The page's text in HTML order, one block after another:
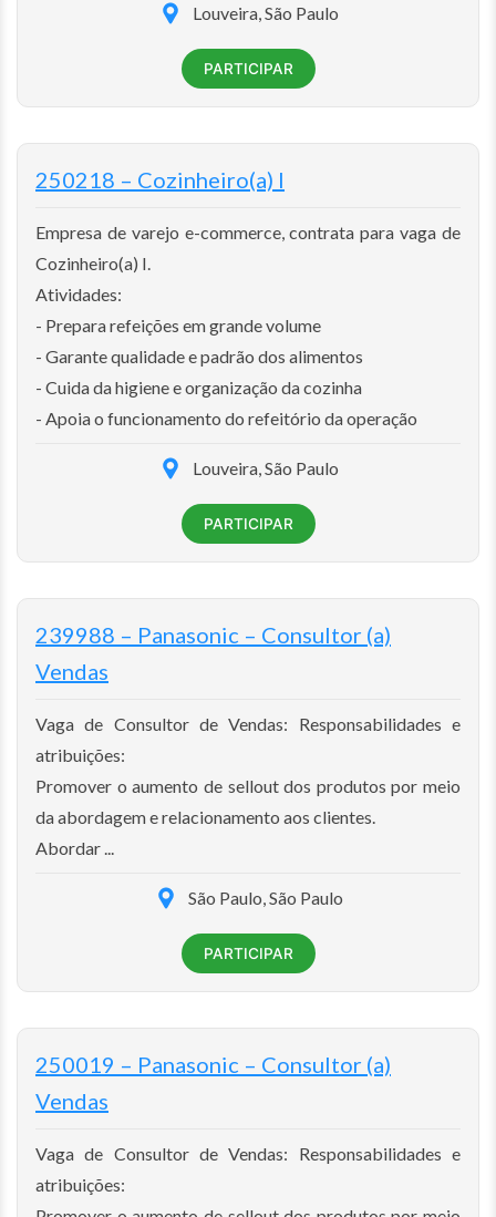
Louveira, São Paulo
PARTICIPAR
250218 – Cozinheiro(a) I
Empresa de varejo e-commerce, contrata para vaga de
Cozinheiro(a) I.
Atividades:
- Prepara refeições em grande volume
- Garante qualidade e padrão dos alimentos
- Cuida da higiene e organização da cozinha
- Apoia o funcionamento do refeitório da operação
Louveira, São Paulo
PARTICIPAR
239988 – Panasonic – Consultor (a)
Vendas
Vaga de Consultor de Vendas: Responsabilidades e
atribuições:
Promover o aumento de sellout dos produtos por meio
da abordagem e relacionamento aos clientes.
Abordar ...
São Paulo, São Paulo
PARTICIPAR
250019 – Panasonic – Consultor (a)
Vendas
Vaga de Consultor de Vendas: Responsabilidades e
atribuições: